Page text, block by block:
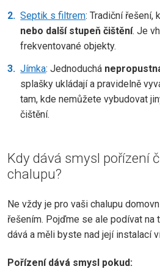
Septik s filtrem: Tradiční řešení,
nebo další stupeň čištění. Je
frekventované objekty.
Jímka: Jednoduchá
splašky ukládají a pravidelně
tam, kde nemůžete vybudovat
čištění.
Kdy dává smysl pořízení
chalupu?
Ne vždy je pro vaši chalupu
řešením. Pojďme se ale podívat na
dává a měli byste nad její instalací
Pořízení dává smysl pokud: